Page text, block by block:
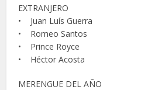
EXTRANJERO
• Juan Luís Guerra
• Romeo Santos
• Prince Royce
• Héctor Acosta
MERENGUE DEL AÑO